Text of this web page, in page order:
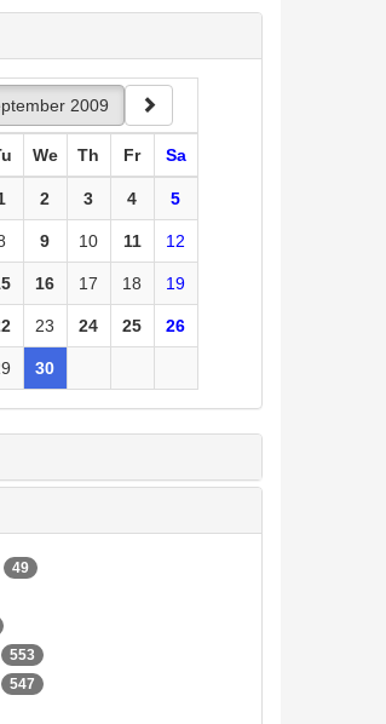
2009
We Th Fr Sa
2 3 4 5
9 10 11 12
16 17 18 19
23 24 25 26
30
49
553
547